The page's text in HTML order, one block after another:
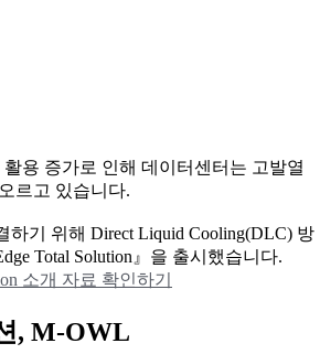
용 증가로 인해 데이터센터는 고발열
르고 있습니다.
하기 위해 Direct Liquid Cooling(DLC) 방
Total Solution』을 출시했습니다.
소개 자료 확인하기
, M-OWL